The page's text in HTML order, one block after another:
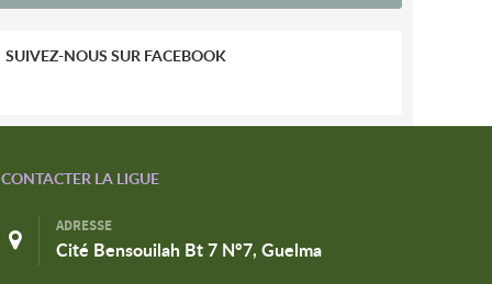
SUIVEZ-NOUS SUR FACEBOOK
CONTACTER LA LIGUE
ADRESSE
Cité Bensouilah Bt 7 N°7, Guelma